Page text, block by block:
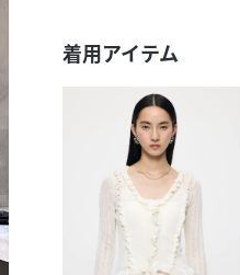
着用アイテム